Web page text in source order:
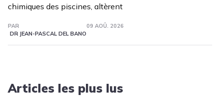
chimiques des piscines, altèrent
PAR
DR JEAN-PASCAL DEL BANO
09 AOÛ. 2026
Articles les plus lus